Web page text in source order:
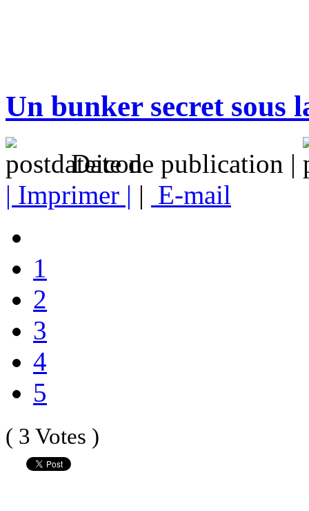
Un bunker secret sous
Date de publication |
| Imprimer | | E-mail
1
2
3
4
5
( 3 Votes )